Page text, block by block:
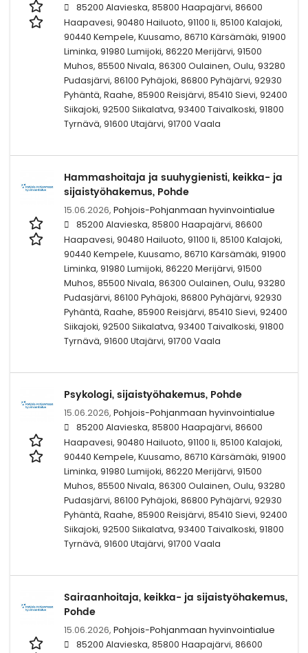
85200 Alavieska, 85800 Haapajärvi, 86600
Haapavesi, 90480 Hailuoto, 91100 Ii, 85100 Kalajoki,
90440 Kempele, Kuusamo, 86710 Kärsämäki, 91900
Liminka, 91980 Lumijoki, 86220 Merijärvi, 91500
Muhos, 85500 Nivala, 86300 Oulainen, Oulu, 93280
Pudasjärvi, 86100 Pyhäjoki, 86800 Pyhäjärvi, 92930
Pyhäntä, Raahe, 85900 Reisjärvi, 85410 Sievi, 92400
Siikajoki, 92500 Siikalatva, 93400 Taivalkoski, 91800
Tyrnävä, 91600 Utajärvi, 91700 Vaala
Hammashoitaja ja suuhygienisti, keikka- ja
sijaistyöhakemus, Pohde
15.06.2026, Pohjois-Pohjanmaan hyvinvointialue
85200 Alavieska, 85800 Haapajärvi, 86600
Haapavesi, 90480 Hailuoto, 91100 Ii, 85100 Kalajoki,
90440 Kempele, Kuusamo, 86710 Kärsämäki, 91900
Liminka, 91980 Lumijoki, 86220 Merijärvi, 91500
Muhos, 85500 Nivala, 86300 Oulainen, Oulu, 93280
Pudasjärvi, 86100 Pyhäjoki, 86800 Pyhäjärvi, 92930
Pyhäntä, Raahe, 85900 Reisjärvi, 85410 Sievi, 92400
Siikajoki, 92500 Siikalatva, 93400 Taivalkoski, 91800
Tyrnävä, 91600 Utajärvi, 91700 Vaala
Psykologi, sijaistyöhakemus, Pohde
15.06.2026, Pohjois-Pohjanmaan hyvinvointialue
85200 Alavieska, 85800 Haapajärvi, 86600
Haapavesi, 90480 Hailuoto, 91100 Ii, 85100 Kalajoki,
90440 Kempele, Kuusamo, 86710 Kärsämäki, 91900
Liminka, 91980 Lumijoki, 86220 Merijärvi, 91500
Muhos, 85500 Nivala, 86300 Oulainen, Oulu, 93280
Pudasjärvi, 86100 Pyhäjoki, 86800 Pyhäjärvi, 92930
Pyhäntä, Raahe, 85900 Reisjärvi, 85410 Sievi, 92400
Siikajoki, 92500 Siikalatva, 93400 Taivalkoski, 91800
Tyrnävä, 91600 Utajärvi, 91700 Vaala
Sairaanhoitaja, keikka- ja sijaistyöhakemus,
Pohde
15.06.2026, Pohjois-Pohjanmaan hyvinvointialue
85200 Alavieska, 85800 Haapajärvi, 86600